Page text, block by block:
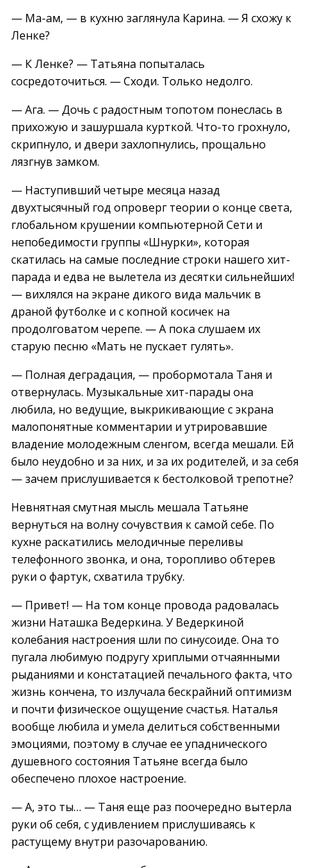
— Ма-ам, — в кухню заглянула Карина. — Я схожу к
Ленке?
— К Ленке? — Татьяна попыталась
сосредоточиться. — Сходи. Только недолго.
— Ага. — Дочь с радостным топотом понеслась в
прихожую и зашуршала курткой. Что-то грохнуло,
скрипнуло, и двери захлопнулись, прощально
лязгнув замком.
— Наступивший четыре месяца назад
двухтысячный год опроверг теории о конце света,
глобальном крушении компьютерной Сети и
непобедимости группы «Шнурки», которая
скатилась на самые последние строки нашего хит-
парада и едва не вылетела из десятки сильнейших!
— вихлялся на экране дикого вида мальчик в
драной футболке и с копной косичек на
продолговатом черепе. — А пока слушаем их
старую песню «Мать не пускает гулять».
— Полная деградация, — пробормотала Таня и
отвернулась. Музыкальные хит-парады она
любила, но ведущие, выкрикивающие с экрана
малопонятные комментарии и утрировавшие
владение молодежным сленгом, всегда мешали. Ей
было неудобно и за них, и за их родителей, и за себя
— зачем прислушивается к бестолковой трепотне?
Невнятная смутная мысль мешала Татьяне
вернуться на волну сочувствия к самой себе. По
кухне раскатились мелодичные переливы
телефонного звонка, и она, торопливо обтерев
руки о фартук, схватила трубку.
— Привет! — На том конце провода радовалась
жизни Наташка Ведеркина. У Ведеркиной
колебания настроения шли по синусоиде. Она то
пугала любимую подругу хриплыми отчаянными
рыданиями и констатацией печального факта, что
жизнь кончена, то излучала бескрайний оптимизм
и почти физическое ощущение счастья. Наталья
вообще любила и умела делиться собственными
эмоциями, поэтому в случае ее упаднического
душевного состояния Татьяне всегда было
обеспечено плохое настроение.
— А, это ты… — Таня еще раз поочередно вытерла
руки об себя, с удивлением прислушиваясь к
растущему внутри разочарованию.